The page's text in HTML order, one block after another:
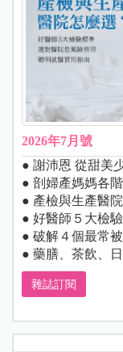
2026年7月號
● 謝沛恩 從甜美
● 剖婦產媽媽各
● 產檢與生產醫
● 好醫師５大檢
● 破解４個最常
● 藥膳、茶飲、
雜誌訂閱